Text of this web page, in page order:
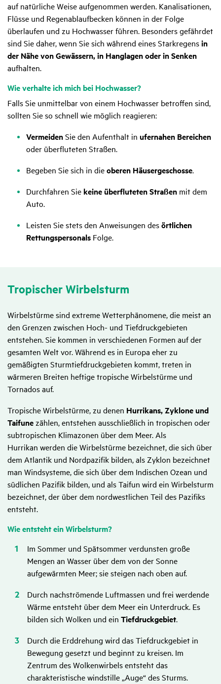
auf natürliche Weise aufgenommen werden. Kanalisationen,
Flüsse und Regenablaufbecken können in der Folge
überlaufen und zu Hochwasser führen. Besonders gefährdet
sind Sie daher, wenn Sie sich während eines Starkregensin
der Nähe von Gewässern, in Hanglagen oder in Senken
aufhalten.
Wie verhalte ich mich bei Hoch­wasser?
Falls Sie unmittelbar von einem Hochwasser betroffen sind,
sollten Sie so schnell wie möglich reagieren:
VermeidenSie den Aufenthalt in ufernahen Bereichen
oder überfluteten Straßen.
Begeben Sie sich in dieoberen Häusergeschosse.
Durchfahren Sie keine überfluteten Straßen mit dem
Auto.
Leisten Sie stets den Anweisungen desörtlichen
Rettungspersonals Folge.
Tropi­scher Wirbel­sturm
Wirbelstürme sind extreme Wetterphänomene, die meist an
den Grenzen zwischen Hoch- und Tiefdruckgebieten
entstehen. Sie kommen in verschiedenen Formen auf der
gesamten Welt vor. Während es in Europa eher zu
gemäßigten Sturmtiefdruckgebieten kommt, treten in
wärmeren Breiten heftige tropische Wirbelstürme und
Tornados auf.
Tropische Wirbelstürme, zu denen Hurrikans, Zyklone und
Taifunezählen, entstehen ausschließlich in tropischen oder
subtropischen Klimazonen über dem Meer. Als
Hurrikan werden die Wirbelstürme bezeichnet, die sich über
dem Atlantik und Nordpazifik bilden, als Zyklon bezeichnet
man Windsysteme, die sich über dem Indischen Ozean und
südlichen Pazifik bilden, und als Taifun wird ein Wirbelsturm
bezeichnet, der über dem nordwestlichen Teil des Pazifiks
entsteht.
Wie entsteht ein Wirbel­sturm?
Im Sommer und Spätsommer verdunsten große
Mengen an Wasser über dem von der Sonne
aufgewärmten Meer; sie steigen nach oben auf.
Durch nachströmende Luftmassen und frei werdende
Wärme entsteht über dem Meer ein Unterdruck. Es
bilden sich Wolken und ein Tiefdruckgebiet.
Durch die Erddrehung wird das Tiefdruckgebiet in
Bewegung gesetzt und beginnt zu kreisen. Im
Zentrum des Wolkenwirbels entsteht das
charakteristische windstille „Auge“ des Sturms.